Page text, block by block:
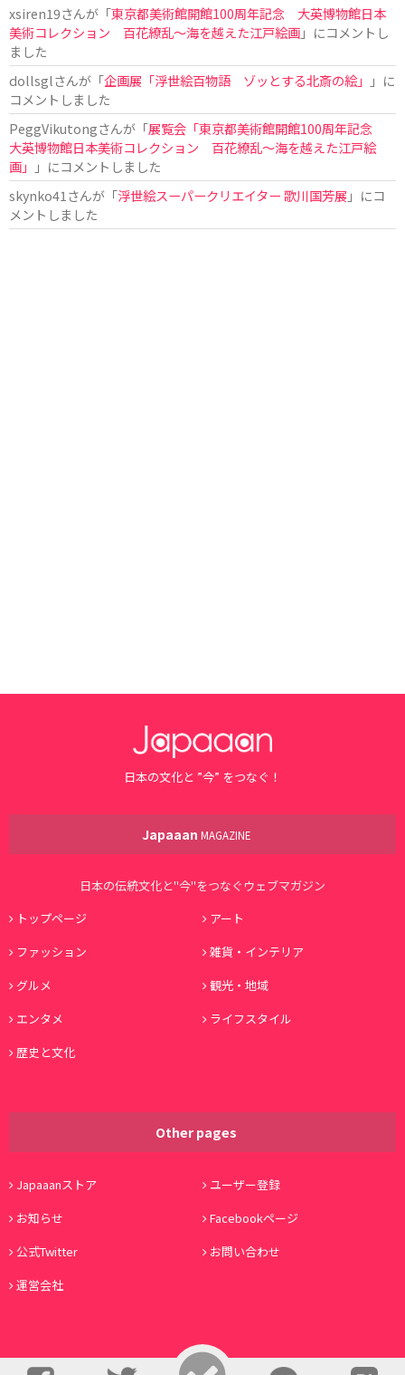
xsiren19さんが「東京都美術館開館100周年記念 大英博物館日本
美術コレクション 百花繚乱～海を越えた江戸絵画」にコメントし
ました
dollsglさんが「企画展「浮世絵百物語 ゾッとする北斎の絵」
」に
コメントしました
PeggVikutongさんが「展覧会「東京都美術館開館100周年記念
大英博物館日本美術コレクション 百花繚乱〜海を越えた江戸絵
画」
」にコメントしました
skynko41 さんが「浮世絵スーパークリエイター 歌川国芳展 」にコ
メントしました
日本の文化と ”今” をつなぐ！
Japaaan MAGAZINE
日本の伝統文化と"今"をつなぐウェブマガジン
トップページ
アート
ファッション
雑貨・インテリア
グルメ
観光・地域
エンタメ
ライフスタイル
歴史と文化
Other pages
Japaaanストア
ユーザー登録
お知らせ
Facebookページ
公式Twitter
お問い合わせ
運営会社